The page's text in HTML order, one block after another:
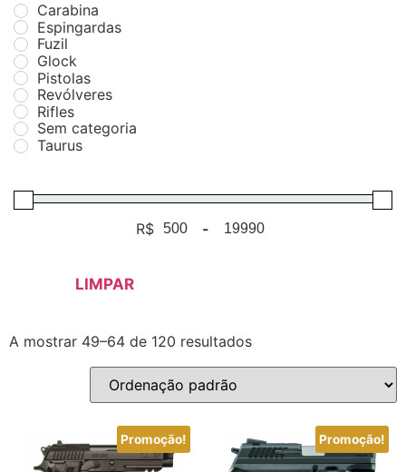
Carabina
Espingardas
Fuzil
Glock
Pistolas
Revólveres
Rifles
Sem categoria
Taurus
R$ Minimum Price
-
Maximum Price
LIMPAR
A mostrar 49–64 de 120 resultados
Promoção! Promoção!